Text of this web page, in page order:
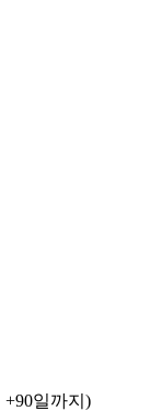
+90일까지)